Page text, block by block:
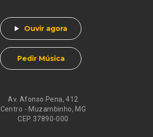
Av. Afonso Pena, 412
Centro - Muzambinho, MG
CEP 37890-000
Ouvir agora
Pedir Música